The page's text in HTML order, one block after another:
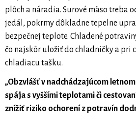
plôch a náradia. Surové mäso treba
jedál, pokrmy dôkladne tepelne
bezpečnej teplote. Chladené
čo najskôr uložiť do chladničky a pri
chladiacu tašku.
„Obzvlášť v nadchádzajúcom
spája s vyššími teplotami či
znížiť riziko ochorení z potravín